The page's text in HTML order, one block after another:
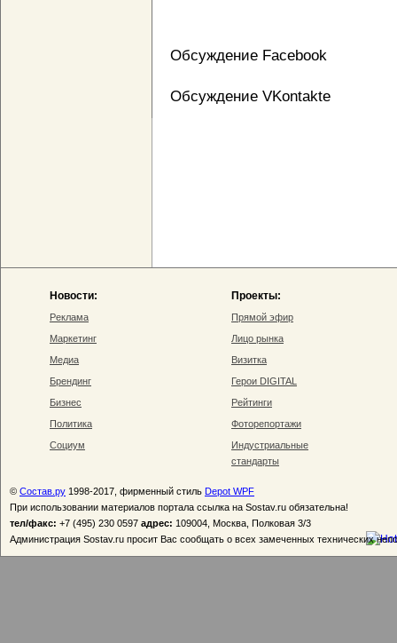
Обсуждение Facebook
Обсуждение VKontakte
Новости:
Реклама
Маркетинг
Медиа
Брендинг
Бизнес
Политика
Социум
Проекты:
Прямой эфир
Лицо рынка
Визитка
Герои DIGITAL
Рейтинги
Фоторепортажи
Индустриальные
стандарты
© Состав.ру 1998-2017, фирменный стиль Depot WPF
При использовании материалов портала ссылка на Sostav.ru обязательна!
тел/факс: +7 (495) 230 0597 адрес: 109004, Москва, Полковая 3/3
Администрация Sostav.ru просит Вас сообщать о всех замеченных технических